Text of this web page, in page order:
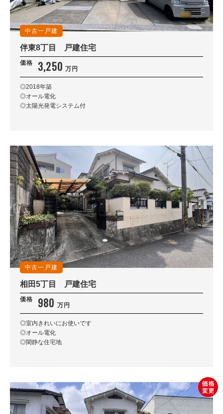
中古一戸建
伴東8丁目 戸建住宅
価格 3,250 万円
◎2018年築
◎オール電化
◎太陽光発電システム付
中古一戸建
相田5丁目 戸建住宅
価格 980 万円
◎室内きれいにお使いです
◎オール電化
◎閑静な住宅地